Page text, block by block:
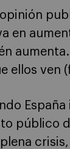
opinión
en
ellos ven
público